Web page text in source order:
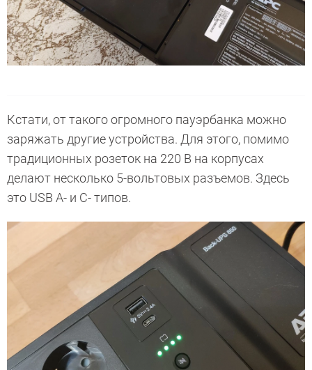
Кстати, от такого огромного пауэрбанка можно
заряжать другие устройства. Для этого, помимо
традиционных розеток на 220 В на корпусах
делают несколько 5-вольтовых разъемов. Здесь
это USB А- и С- типов.